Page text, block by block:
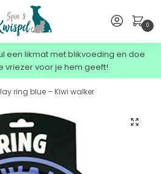
0
een likmat met blikvoeding en doe
vriezer voor je hem geeft!
ring blue – Kiwi walker